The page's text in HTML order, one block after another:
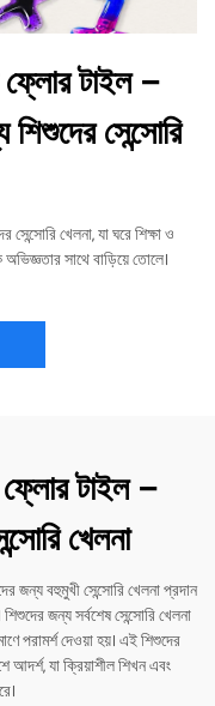
ফ্লোর টাইল –
সেন্সোরি
খেলনা, যা ঘরে শিক্ষা ও
সাথে বাড়িয়ে তোলে।
টাইল –
খেলনা
বহুমুখী সেন্সোরি খেলনা প্রদান
জন্য সর্বশেষ সেন্সোরি খেলনা
পরামর্শ দেওয়া হয়। এই শিশুদের
আদর্শ, যা ক্রিয়াশীল শিখন এবং